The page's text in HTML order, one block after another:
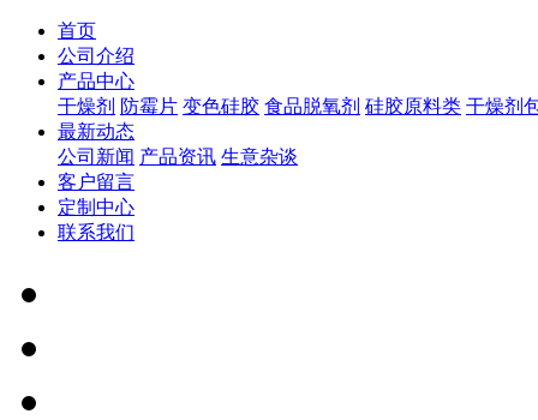
首页
公司介绍
产品中心
干燥剂 防霉片 变色硅胶 食品脱氧剂 硅胶原料类 干燥剂
最新动态
公司新闻 产品资讯 生意杂谈
客户留言
定制中心
联系我们